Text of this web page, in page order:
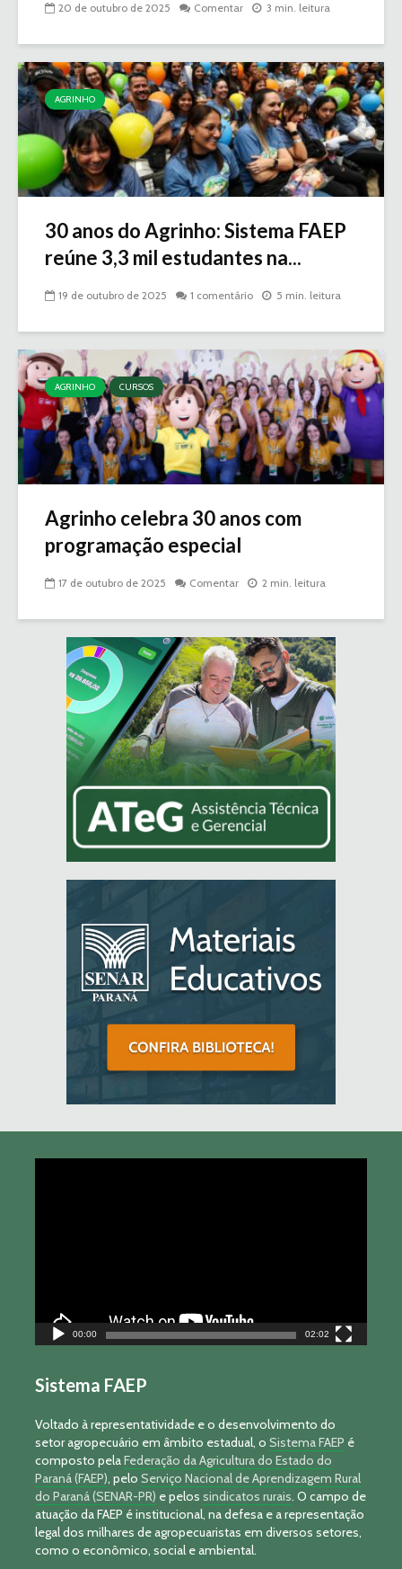
20 de outubro de 2025 Comentar 3 min. leitura
AGRINHO
30 anos do Agrinho: Sistema FAEP
reúne 3,3 mil estudantes na...
19 de outubro de 2025 1 comentário 5 min. leitura
AGRINHO CURSOS
Agrinho celebra 30 anos com
programação especial
17 de outubro de 2025 Comentar 2 min. leitura
00:00 02:02
Sistema FAEP
Voltado à representatividade e o desenvolvimento do
setor agropecuário em âmbito estadual, o Sistema FAEP é
composto pelaFederação da Agricultura do Estado do
Paraná (FAEP), pelo Serviço Nacional de Aprendizagem Rural
do Paraná (SENAR-PR) e pelos sindicatos rurais. O campo de
atuação da FAEP é institucional, na defesa e a representação
legal dos milhares de agropecuaristas em diversos setores,
como o econômico, social e ambiental.